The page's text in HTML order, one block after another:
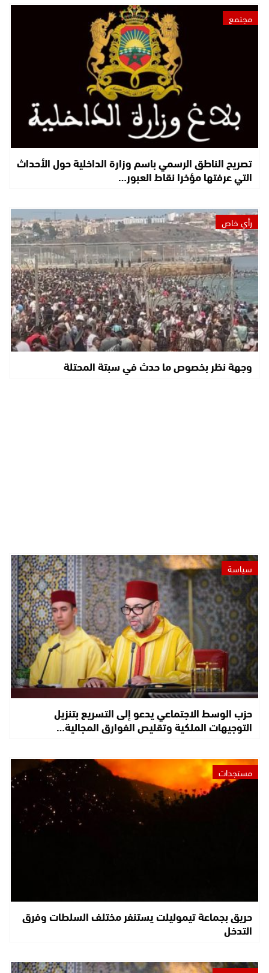
مجتمع
تصريح الناطق الرسمي باسم وزارة الداخلية حول الأحداث
التي عرفتها مؤخرا نقاط العبور…
رأي خاص
وجهة نظر بخصوص ما حدث في سبتة المحتلة
سياسة
حزب الوسط الاجتماعي يدعو إلى التسريع بتنزيل
التوجيهات الملكية وتقليص الفوارق المجالية…
مستجدات
حريق بجماعة تيموليلت يستنفر مختلف السلطات وفرق
التدخل